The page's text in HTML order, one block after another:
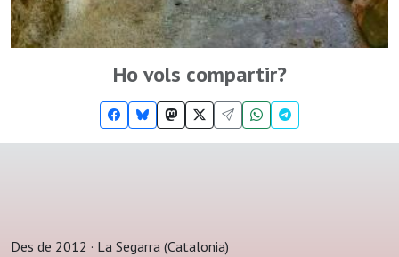
Ho vols compartir?
Des de 2012 · La Segarra (Catalonia)